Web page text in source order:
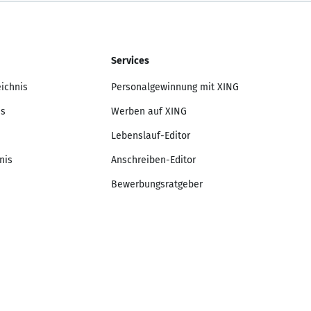
Services
Personalgewinnung mit XING
Werben auf XING
Lebenslauf-Editor
Anschreiben-Editor
Bewerbungsratgeber